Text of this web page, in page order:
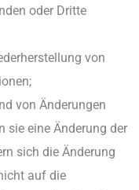
oder Dritte
von
von Änderungen
sie eine Änderung der
sich die Änderung
auf die